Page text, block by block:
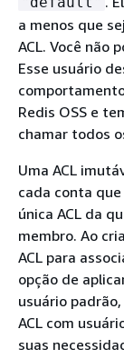
a menos que
ACL. Você não
Esse usuário
Redis OSS e
chamar todos
Uma ACL
cada conta
única ACL da
membro. Ao
ACL para
opção de
usuário
ACL com
suas